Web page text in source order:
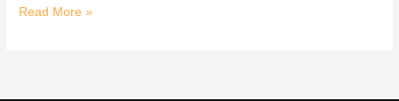
Read More »